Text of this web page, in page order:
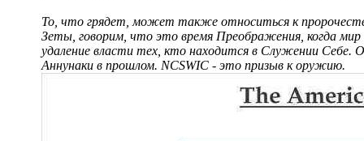
То, что грядет, может также относиться к
Зеты, говорим, что это время Преображения, когда
удаление власти тех, кто находится в Служении Себе.
Аннунаки в прошлом. NCSWIC - это призыв к оружию.